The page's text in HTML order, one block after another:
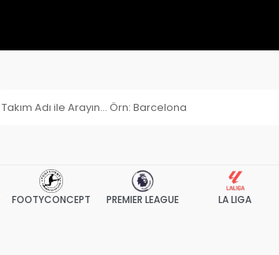
FOOTYCONCEPT PREMIER LEAGUE LA LIGA